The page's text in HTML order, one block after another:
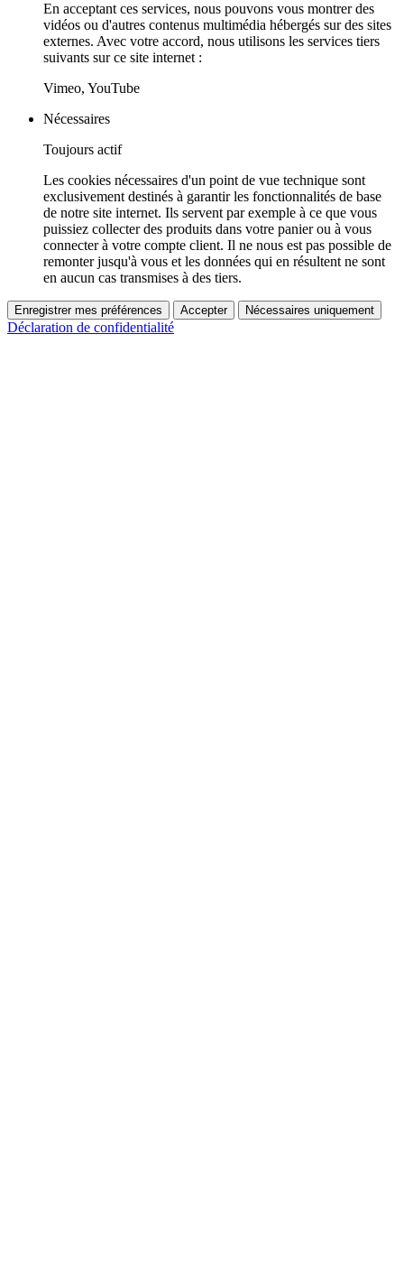
En acceptant ces services, nous pouvons vous montrer des
vidéos ou d'autres contenus multimédia hébergés sur des sites
externes. Avec votre accord, nous utilisons les services tiers
suivants sur ce site internet :
Vimeo, YouTube
Nécessaires
Toujours actif
Les cookies nécessaires d'un point de vue technique sont
exclusivement destinés à garantir les fonctionnalités de base
de notre site internet. Ils servent par exemple à ce que vous
puissiez collecter des produits dans votre panier ou à vous
connecter à votre compte client. Il ne nous est pas possible de
remonter jusqu'à vous et les données qui en résultent ne sont
en aucun cas transmises à des tiers.
Enregistrer mes préférences Accepter Nécessaires uniquement
Déclaration de confidentialité